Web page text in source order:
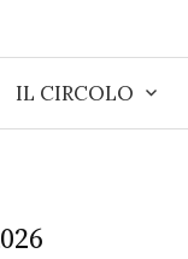
IL CIRCOLO